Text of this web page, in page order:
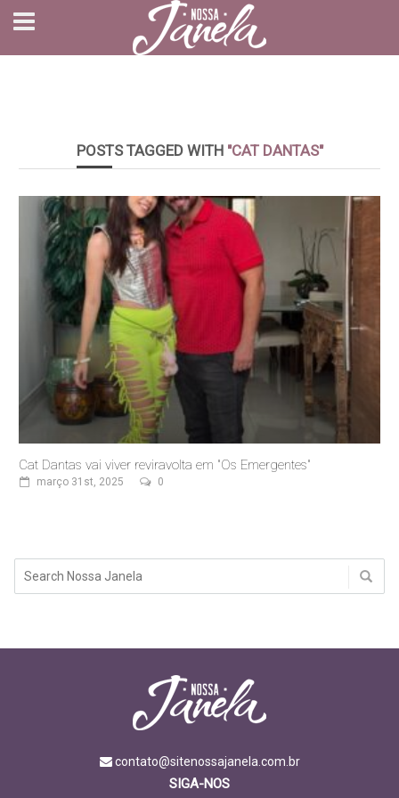
POSTS TAGGED WITH "CAT DANTAS"
Cat Dantas vai viver reviravolta em "Os Emergentes"
março 31st, 2025 0
contato@sitenossajanela.com.br
SIGA-NOS